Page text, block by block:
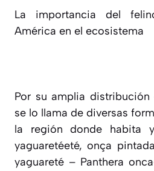
La importancia del
América en el ecosistema
Por su amplia
se lo llama de diversas
la región donde habita
yaguaretéeté, onça
yaguareté – Panthera